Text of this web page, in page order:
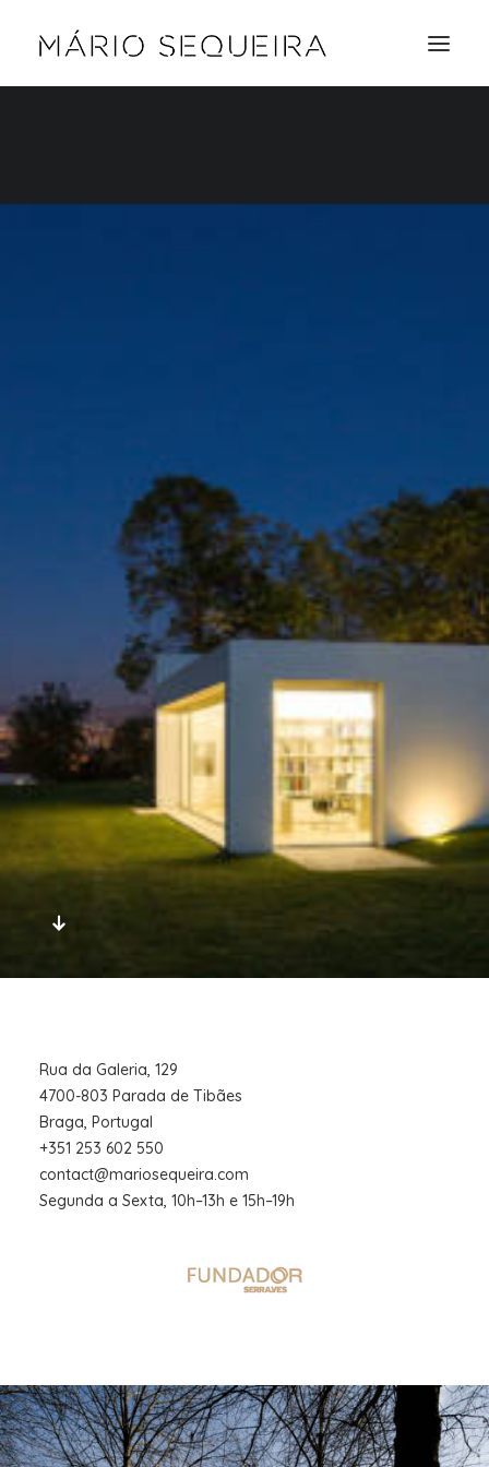
Rua da Galeria, 129
4700-803 Parada de Tibães
Braga, Portugal
+351 253 602 550
contact@mariosequeira.com
Segunda a Sexta, 10h–13h e 15h–19h